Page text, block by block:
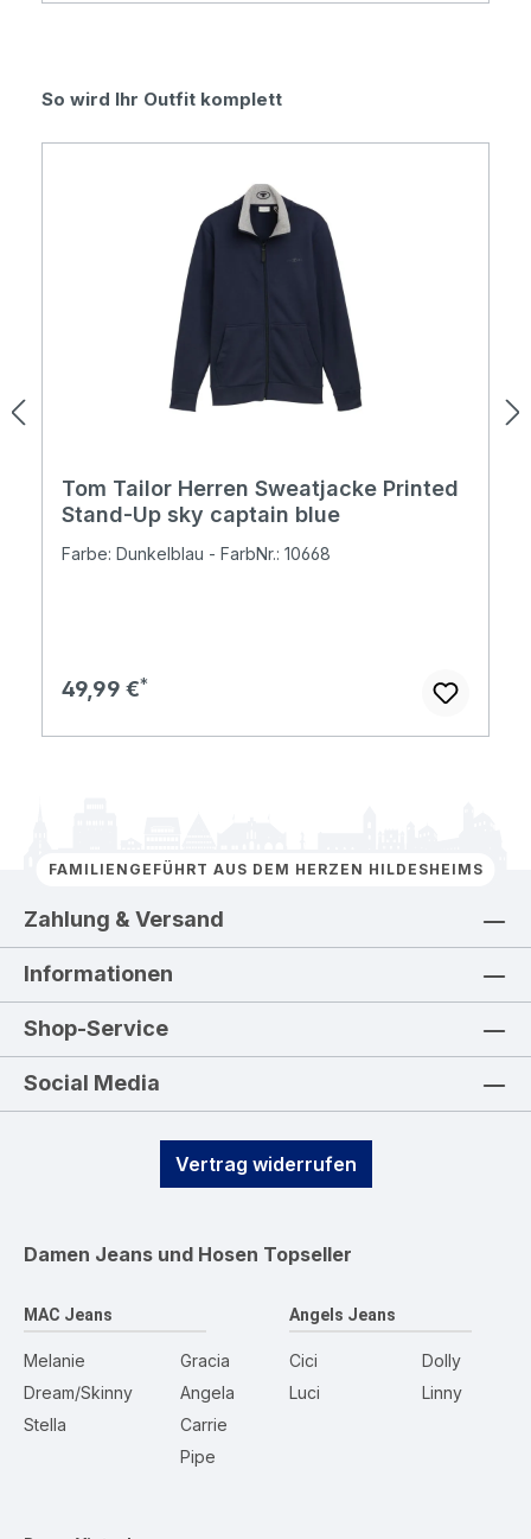
Produktgalerie überspringen
So wird Ihr Outfit komplett
Tom Tailor Herren Sweatjacke Printed
Stand-Up sky captain blue
Farbe: Dunkelblau - FarbNr.: 10668
Regulärer Preis:
49,99 €
FAMILIENGEFÜHRT AUS DEM HERZEN HILDESHEIMS
Zahlung & Versand
Informationen
Shop-Service
Social Media
Vertrag widerrufen
Damen Jeans und Hosen Topseller
MAC Jeans
Melanie
Dream/Skinny
Stella
Gracia
Angela
Carrie
Pipe
Angels Jeans
Cici
Luci
Dolly
Linny